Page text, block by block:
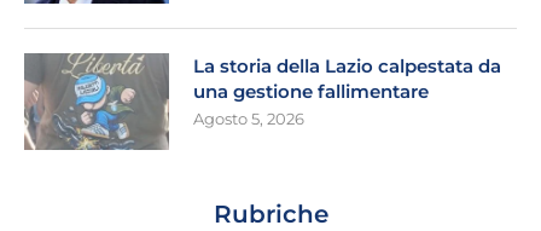
La storia della Lazio calpestata da
una gestione fallimentare
Agosto 5, 2026
Rubriche